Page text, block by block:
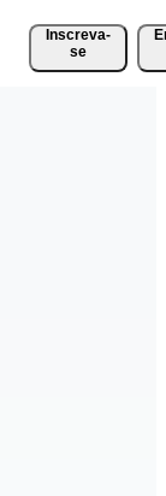
Inscreva-
se